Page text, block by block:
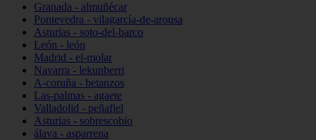
Granada - almuñécar
Pontevedra - vilagarcía-de-arousa
Asturias - soto-del-barco
León - león
Madrid - el-molar
Navarra - lekunberri
A-coruña - betanzos
Las-palmas - agaete
Valladolid - peñafiel
Asturias - sobrescobio
álava - asparrena